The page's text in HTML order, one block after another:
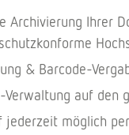
Archivierung Ihrer
& Barcode-
Verwaltung auf den
jederzeit möglich